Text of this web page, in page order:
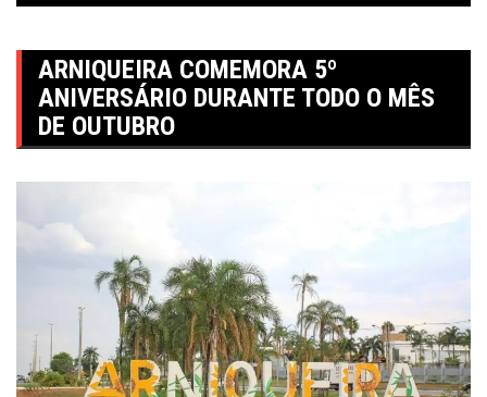
ARNIQUEIRA COMEMORA 5º
ANIVERSÁRIO DURANTE TODO O MÊS
DE OUTUBRO